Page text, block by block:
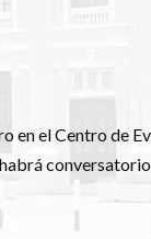
en el Centro de